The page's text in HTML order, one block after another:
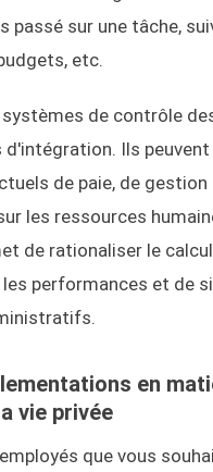
passé sur une tâche,
etc.
de contrôle
d'intégration. Ils
de paie, de gestion
les ressources
de rationaliser le
les performances et de
en
vie privée
que vous